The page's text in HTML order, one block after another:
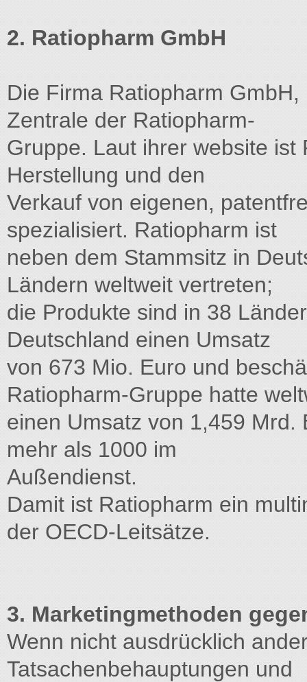
2. Ratiopharm GmbH
Die Firma Ratiopharm
Zentrale der Ratiopharm-
Gruppe. Laut ihrer website
Herstellung und den
Verkauf von eigenen,
spezialisiert. Ratiopharm ist
neben dem Stammsitz in
Ländern weltweit vertreten;
die Produkte sind in 38
Deutschland einen Umsatz
von 673 Mio. Euro und
Ratiopharm-Gruppe hatte
einen Umsatz von 1,459
mehr als 1000 im
Außendienst.
Damit ist Ratiopharm ein
der OECD-Leitsätze.
3. Marketingmethoden
Wenn nicht ausdrücklich
Tatsachenbehauptungen und